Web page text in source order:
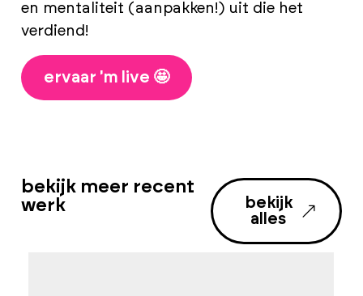
en mentaliteit (aanpakken!) uit die het
verdiend!
ervaar 'm live 🤩
bekijk meer recent
werk
bekijk
alles